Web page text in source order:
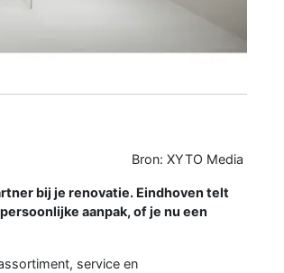
Bron: XYTO Media
bij je renovatie. Eindhoven telt
aanpak, of je nu een
service en